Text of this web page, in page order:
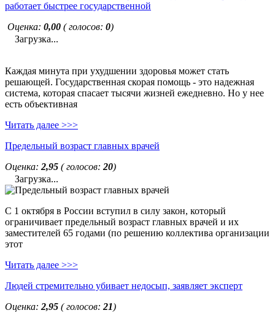
работает быстрее государственной
Оценка: 0,00 ( голосов: 0)
Загрузка...
Каждая минута при ухудшении здоровья может стать
решающей. Государственная скорая помощь - это надежная
система, которая спасает тысячи жизней ежедневно. Но у нее
есть объективная
Читать далее >>>
Предельный возраст главных врачей
Оценка: 2,95 ( голосов: 20)
Загрузка...
С 1 октября в России вступил в силу закон, который
ограничивает предельный возраст главных врачей и их
заместителей 65 годами (по решению коллектива организации
этот
Читать далее >>>
Людей стремительно убивает недосып, заявляет эксперт
Оценка: 2,95 ( голосов: 21)